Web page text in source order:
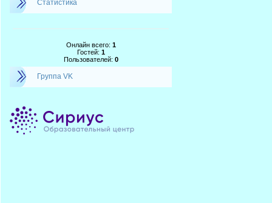
Статистика
Онлайн всего: 1
Гостей: 1
Пользователей: 0
Группа VK